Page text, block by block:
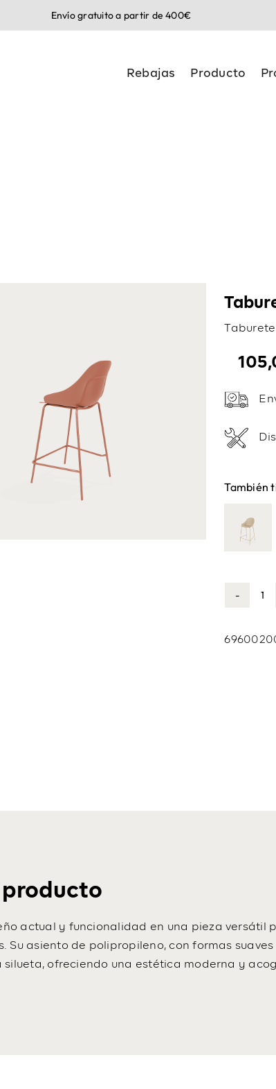
Envío gratuito a partir de 400€
Rebajas Producto
También
producto
actual y funcionalidad en una pieza versátil
Su asiento de polipropileno, con formas
silueta, ofreciendo una estética moderna y